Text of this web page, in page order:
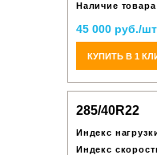
Наличие
45 000 руб./
КУПИТЬ В 1
285/40R22
Индекс
Индекс